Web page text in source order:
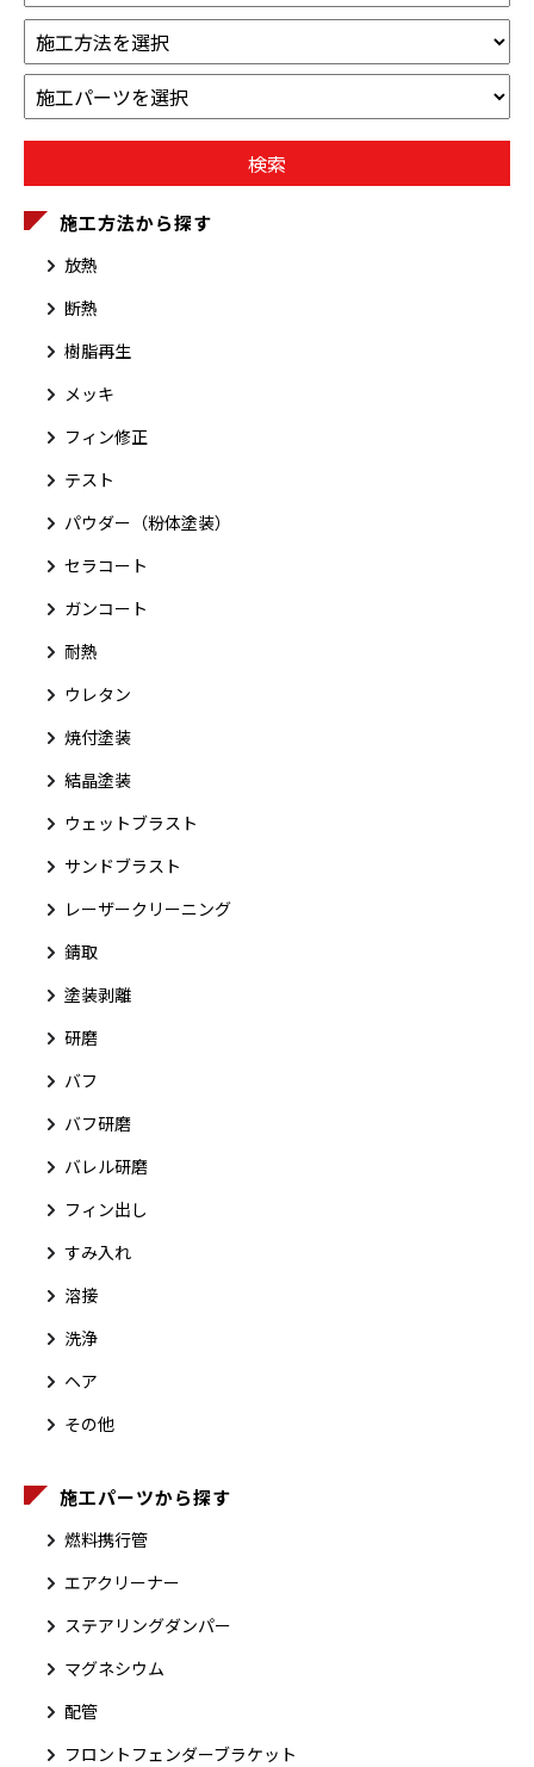
施工方法から探す
放熱
断熱
樹脂再生
メッキ
フィン修正
テスト
パウダー（粉体塗装）
セラコート
ガンコート
耐熱
ウレタン
焼付塗装
結晶塗装
ウェットブラスト
サンドブラスト
レーザークリーニング
錆取
塗装剥離
研磨
バフ
バフ研磨
バレル研磨
フィン出し
すみ入れ
溶接
洗浄
ヘア
その他
施工パーツから探す
燃料携行管
エアクリーナー
ステアリングダンパー
マグネシウム
配管
フロントフェンダーブラケット